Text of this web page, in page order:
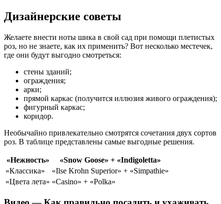
Дизайнерские советы
Желаете внести ноты шика в свой сад при помощи плетистых
роз, но не знаете, как их применить? Вот несколько местечек,
где они будут выгодно смотреться:
стены зданий;
ограждения;
арки;
прямой каркас (получится иллюзия живого ограждения);
фигурный каркас;
коридор.
Необычайно привлекательно смотрятся сочетания двух сортов
роз. В таблице представлены самые выгодные решения.
«Нежность»
«Snow Goose» + «Indigoletta»
«Классика»
«Ilse Krohn Superior» + «Simpathie»
«Цвета лета» «Casino» + «Polka»